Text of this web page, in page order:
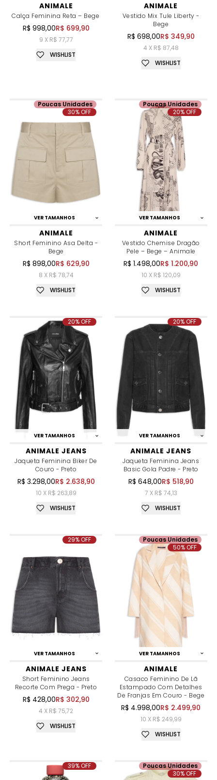
ANIMALE
Calça Feminina Reta – Bege
R$ 998,00R$ 699,90
9 X R$ 77,77
WISHLIST
ANIMALE
Vestido Mix Tule Liberty -
Bege
R$ 698,00R$ 349,90
4 X R$ 87,48
WISHLIST
VER TAMANHOS
ANIMALE
Short Feminino Asa Delta -
Bege
R$ 898,00R$ 629,90
8 X R$ 78,74
Poucas Unidades
30% OFF
WISHLIST
VER TAMANHOS
ANIMALE
Vestido Chemise Dragão
Pele – Bege – Animale
R$ 1.498,00R$ 1.200,90
10 X R$ 120,09
Poucas Unidades
20% OFF
WISHLIST
VER TAMANHOS
ANIMALE JEANS
Jaqueta Feminina Biker De
Couro - Preto
R$ 3.298,00R$ 2.638,90
10 X R$ 263,89
20% OFF
WISHLIST
VER TAMANHOS
ANIMALE JEANS
Jaqueta Feminina Jeans
Basic Gola Padre - Preto
R$ 648,00R$ 518,90
7 X R$ 74,13
20% OFF
WISHLIST
VER TAMANHOS
ANIMALE JEANS
Short Feminino Jeans
Recorte Com Prega - Preto
R$ 428,00R$ 302,90
4 X R$ 75,72
29% OFF
WISHLIST
VER TAMANHOS
ANIMALE
Casaco Feminino De Lã
Estampado Com Detalhes
De Franjas Em Couro - Bege
R$ 4.998,00R$ 2.499,90
10 X R$ 249,99
Poucas Unidades
50% OFF
WISHLIST
39% OFF
Poucas Unidades
30% OFF